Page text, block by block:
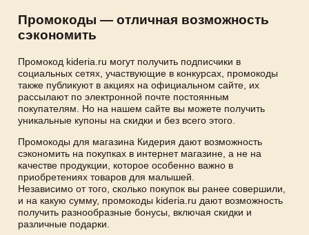
Промокоды — отличная возможность
сэкономить
Промокод kideria.ru могут получить подписчики в
социальных сетях, участвующие в конкурсах, промокоды
также публикуют в акциях на официальном сайте, их
рассылают по электронной почте постоянным
покупателям. Но на нашем сайте вы можете получить
уникальные купоны на скидки и без всего этого.
Промокоды для магазина Кидерия дают возможность
сэкономить на покупках в интернет магазине, а не на
качестве продукции, которое особенно важно в
приобретениях товаров для малышей.
Независимо от того, сколько покупок вы ранее совершили,
и на какую сумму, промокоды kideria.ru дают возможность
получить разнообразные бонусы, включая скидки и
различные подарки.